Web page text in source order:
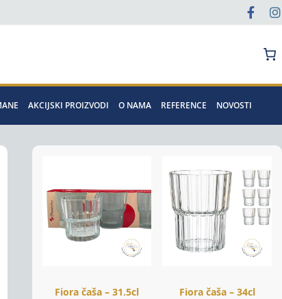
AKCIJSKI PROIZVODI O NAMA REFERENCE NOVOSTI
Fiora čaša – 31.5cl
Fiora čaša – 34cl